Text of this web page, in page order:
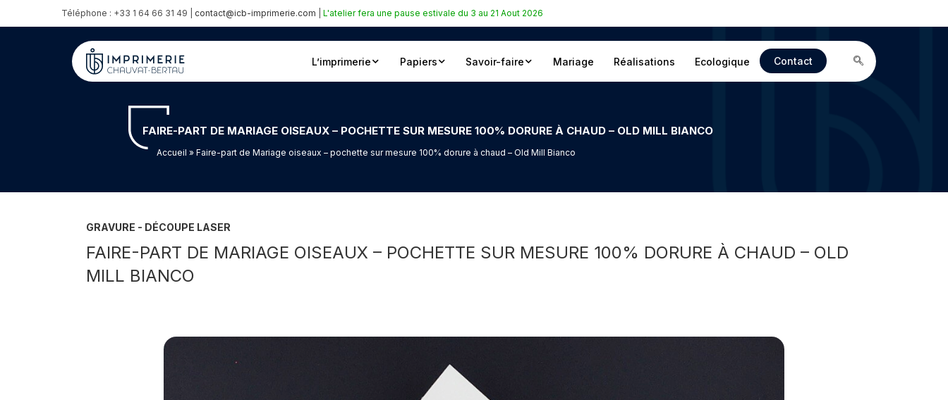
Téléphone : +33 1 64 66 31 49 | contact@icb-imprimerie.com L'atelier fera une pause estivale du 3 au 21 Aout 2026
L’imprimerie Papiers Savoir-faire Mariage Réalisations Ecologique Contact
FAIRE-PART DE MARIAGE OISEAUX – POCHETTE SUR MESURE 100% DORURE À CHAUD – OLD MILL BIANCO
Accueil » Faire-part de Mariage oiseaux – pochette sur mesure 100% dorure à chaud – Old Mill Bianco
GRAVURE - DÉCOUPE LASER
FAIRE-PART DE MARIAGE OISEAUX – POCHETTE SUR MESURE 100% DORURE À CHAUD – OLD
MILL BIANCO